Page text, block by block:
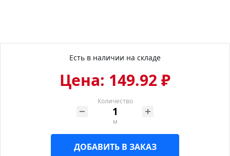
Есть в наличии на складе
Цена: 149.92 ₽
Количество
м
ДОБАВИТЬ В ЗАКАЗ